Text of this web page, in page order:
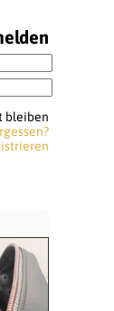
bleiben